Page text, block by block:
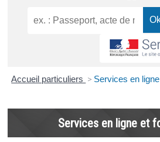
Accueil particuliers > Services en
Services en ligne et